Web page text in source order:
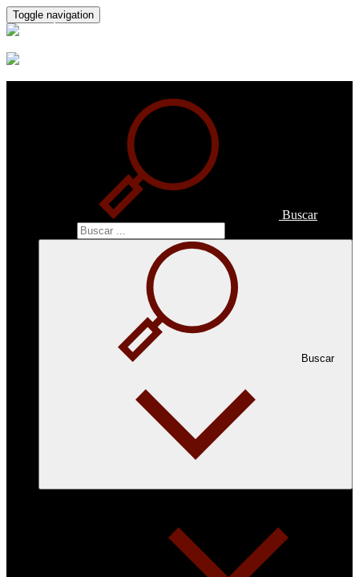
Toggle navigation
Buscar
Buscar